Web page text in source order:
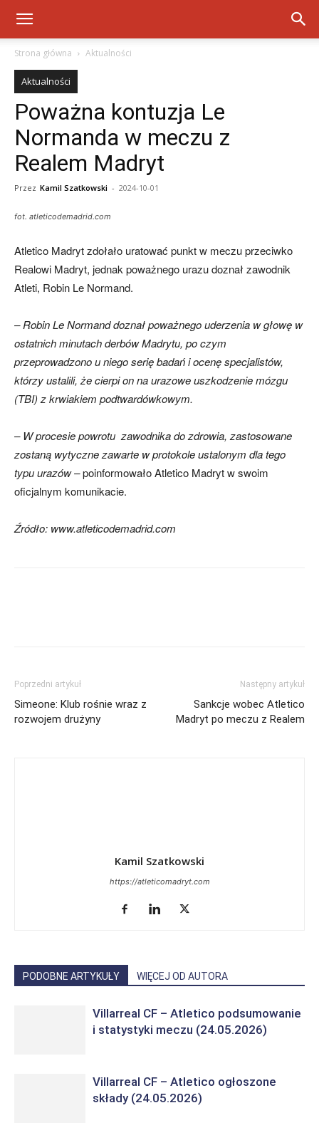
Strona główna Aktualności
Aktualności
Poważna kontuzja Le
Normanda w meczu z
Realem Madryt
Przez Kamil Szatkowski - 2024-10-01
fot. atleticodemadrid.com
Atletico Madryt zdołało uratować punkt w meczu przeciwko
Realowi Madryt, jednak poważnego urazu doznał zawodnik
Atleti, Robin Le Normand.
– Robin Le Normand doznał poważnego uderzenia w głowę w
ostatnich minutach derbów Madrytu, po czym
przeprowadzono u niego serię badań i ocenę specjalistów,
którzy ustalili, że cierpi on na urazowe uszkodzenie mózgu
(TBI) z krwiakiem podtwardówkowym.
– W procesie powrotu zawodnika do zdrowia, zastosowane
zostaną wytyczne zawarte w protokole ustalonym dla tego
typu urazów–poinformowało Atletico Madryt w swoim
oficjalnym komunikacie.
Źródło: www.atleticodemadrid.com
Poprzedni artykuł
Simeone: Klub rośnie wraz z
rozwojem drużyny
Następny artykuł
Sankcje wobec Atletico
Madryt po meczu z Realem
Kamil Szatkowski
https://atleticomadryt.com
PODOBNE ARTYKUŁY WIĘCEJ OD AUTORA
Villarreal CF – Atletico podsumowanie
i statystyki meczu (24.05.2026)
Villarreal CF – Atletico ogłoszone
składy (24.05.2026)